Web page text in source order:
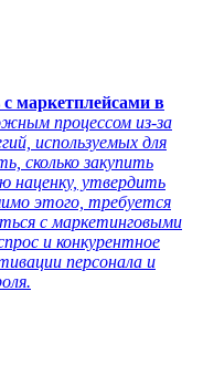
маркетплейсами в
процессом из-за
используемых для
сколько закупить
наценку, утвердить
этого, требуется
с маркетинговыми
и конкурентное
персонала и